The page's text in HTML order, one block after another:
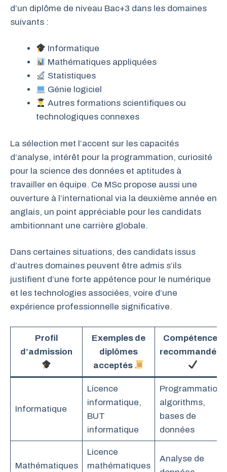
d’un diplôme de niveau Bac+3 dans les domaines
suivants :
Informatique
Mathématiques appliquées
Statistiques
Génie logiciel
Autres formations scientifiques ou
technologiques connexes
La sélection met l’accent sur les capacités
d’analyse, intérêt pour la programmation, curiosité
pour la science des données et aptitudes à
travailler en équipe. Ce MSc propose aussi une
ouverture à l’international via la deuxième année en
anglais, un point appréciable pour les candidats
ambitionnant une carrière globale.
Dans certaines situations, des candidats issus
d’autres domaines peuvent être admis s’ils
justifient d’une forte appétence pour le numérique
et les technologies associées, voire d’une
expérience professionnelle significative.
Profil
d’admission
Exemples de
diplômes
acceptés
Compétences
recommandées
Informatique
Licence
informatique,
BUT
informatique
Programmation,
algorithms,
bases de
données
Mathématiques
Licence
mathématiques
Analyse de